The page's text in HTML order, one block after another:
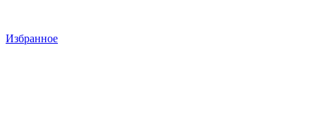
Избранное